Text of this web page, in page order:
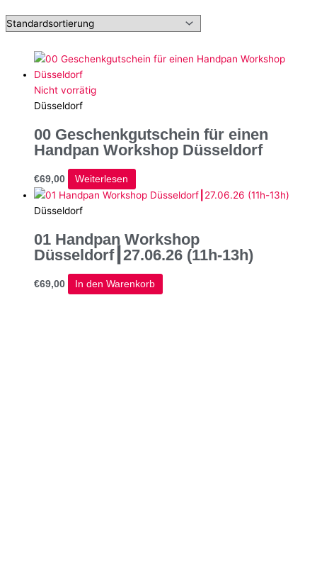
Nicht vorrätig
Düsseldorf
00 Geschenkgutschein für einen
Handpan Workshop Düsseldorf
€69,00 Weiterlesen
Düsseldorf
01 Handpan Workshop
Düsseldorf┃27.06.26 (11h-13h)
€69,00 In den Warenkorb